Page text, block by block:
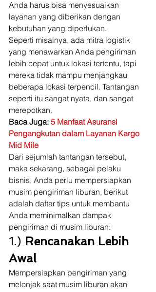
Anda harus bisa menyesuaikan
layanan yang diberikan dengan
kebutuhan yang diperlukan.
Seperti misalnya, ada mitra logistik
yang menawarkan Anda pengiriman
lebih cepat untuk lokasi tertentu, tapi
mereka tidak mampu menjangkau
beberapa lokasi terpencil. Tantangan
seperti itu sangat nyata, dan sangat
merepotkan.
Baca Juga: 5 Manfaat Asuransi
Pengangkutan dalam Layanan Kargo
Mid Mile
Dari sejumlah tantangan tersebut,
maka sekarang, sebagai pelaku
bisnis, Anda perlu mempersiapkan
musim pengiriman liburan, berikut
adalah daftar tips untuk membantu
Anda meminimalkan dampak
pengiriman di musim liburan:
1.) Rencanakan Lebih
Awal
Mempersiapkan pengiriman yang
melonjak saat musim liburan akan